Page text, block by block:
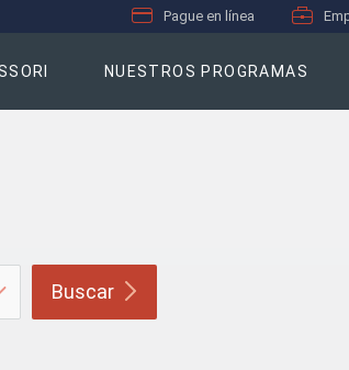
Pague en línea
NUESTROS PROGRAMAS
Buscar